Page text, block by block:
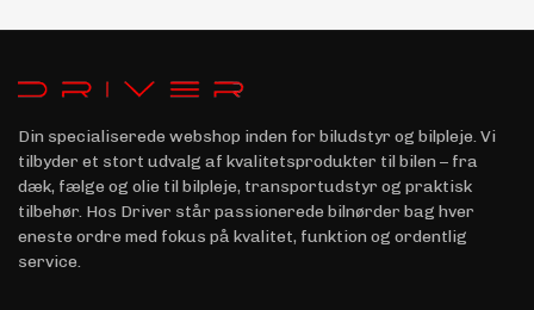
Din specialiserede webshop inden for biludstyr og bilpleje. Vi
tilbyder et stort udvalg af kvalitetsprodukter til bilen – fra
dæk, fælge og olie til bilpleje, transportudstyr og praktisk
tilbehør. Hos Driver står passionerede bilnørder bag hver
eneste ordre med fokus på kvalitet, funktion og ordentlig
service.